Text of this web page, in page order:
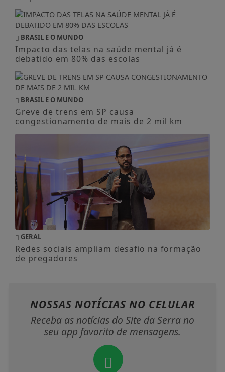
BRASIL E O MUNDO
Impacto das telas na saúde mental já é
debatido em 80% das escolas
BRASIL E O MUNDO
Greve de trens em SP causa
congestionamento de mais de 2 mil km
GERAL
Redes sociais ampliam desafio na formação
de pregadores
NOSSAS NOTÍCIAS NO CELULAR
Receba as notícias do Site da Serra no
seu app favorito de mensagens.